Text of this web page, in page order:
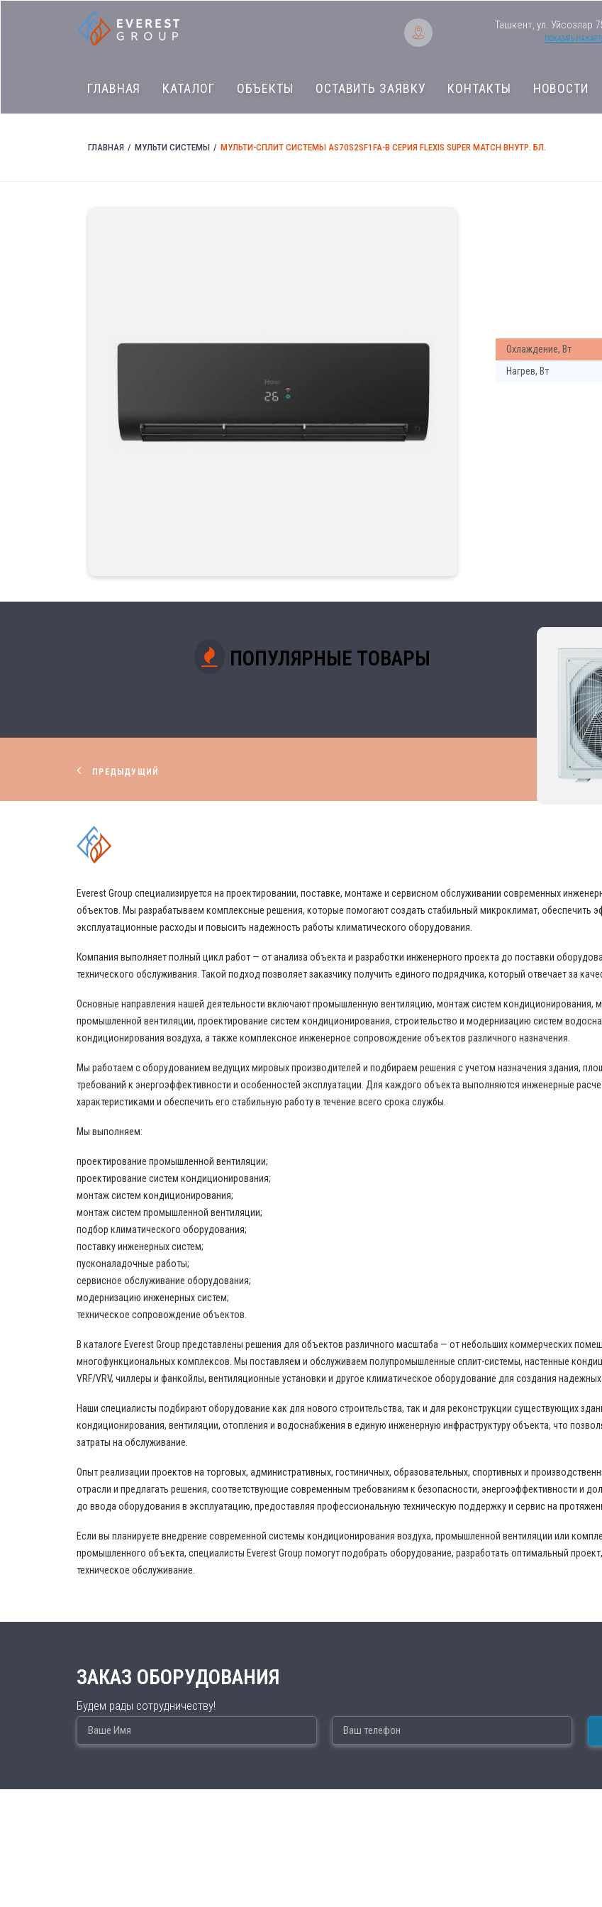
Ташкент, ул. Уйсозлар
ПОКАЗАТЬ НА
ГЛАВНАЯ КАТАЛОГ ОБЪЕКТЫ ОСТАВИТЬ ЗАЯВКУ КОНТАКТЫ НОВОСТИ
ГЛАВНАЯ МУЛЬТИ СИСТЕМЫ МУЛЬТИ-СПЛИТ СИСТЕМЫ AS70S2SF1FA-B СЕРИЯ FLEXIS SUPER MATCH ВНУТР. БЛ.
Охлаждение, Вт
Нагрев, Вт
ПОПУЛЯРНЫЕ ТОВАРЫ
ПРЕДЫДУЩИЙ
Everest Group специализируется на проектировании, поставке, монтаже и сервисном обслуживании современных
объектов. Мы разрабатываем комплексные решения, которые помогают создать стабильный микроклимат, обеспечить
эксплуатационные расходы и повысить надежность работы климатического оборудования.
Компания выполняет полный цикл работ — от анализа объекта и разработки инженерного проекта до поставки
технического обслуживания. Такой подход позволяет заказчику получить единого подрядчика, который отвечает за
Основные направления нашей деятельности включают промышленную вентиляцию, монтаж систем кондиционирования,
промышленной вентиляции, проектирование систем кондиционирования, строительство и модернизацию систем
кондиционирования воздуха, а также комплексное инженерное сопровождение объектов различного назначения.
Мы работаем с оборудованием ведущих мировых производителей и подбираем решения с учетом назначения здания,
требований к энергоэффективности и особенностей эксплуатации. Для каждого объекта выполняются инженерные
характеристиками и обеспечить его стабильную работу в течение всего срока службы.
Мы выполняем:
проектирование промышленной вентиляции;
проектирование систем кондиционирования;
монтаж систем кондиционирования;
монтаж систем промышленной вентиляции;
подбор климатического оборудования;
поставку инженерных систем;
пусконаладочные работы;
сервисное обслуживание оборудования;
модернизацию инженерных систем;
техническое сопровождение объектов.
В каталоге Everest Group представлены решения для объектов различного масштаба — от небольших коммерческих
многофункциональных комплексов. Мы поставляем и обслуживаем полупромышленные сплит-системы, настенные
VRF/VRV, чиллеры и фанкойлы, вентиляционные установки и другое климатическое оборудование для создания
Наши специалисты подбирают оборудование как для нового строительства, так и для реконструкции существующих
кондиционирования, вентиляции, отопления и водоснабжения в единую инженерную инфраструктуру объекта, что
затраты на обслуживание.
Опыт реализации проектов на торговых, административных, гостиничных, образовательных, спортивных и
отрасли и предлагать решения, соответствующие современным требованиям к безопасности, энергоэффективности и
до ввода оборудования в эксплуатацию, предоставляя профессиональную техническую поддержку и сервис на
Если вы планируете внедрение современной системы кондиционирования воздуха, промышленной вентиляции или
промышленного объекта, специалисты Everest Group помогут подобрать оборудование, разработать оптимальный
техническое обслуживание.
ЗАКАЗ ОБОРУДОВАНИЯ
Будем рады сотрудничеству!